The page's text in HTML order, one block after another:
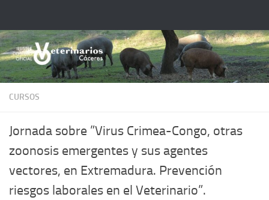
CURSOS
Jornada sobre ”Virus Crimea-Congo, otras
zoonosis emergentes y sus agentes
vectores, en Extremadura. Prevención
riesgos laborales en el Veterinario”.